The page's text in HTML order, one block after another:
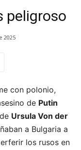
peligroso
2025
con polonio,
de Putin
Ursula Von der
a Bulgaria a
los rusos en